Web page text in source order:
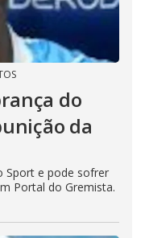
do
da
Sport e pode sofrer
Portal do Gremista.